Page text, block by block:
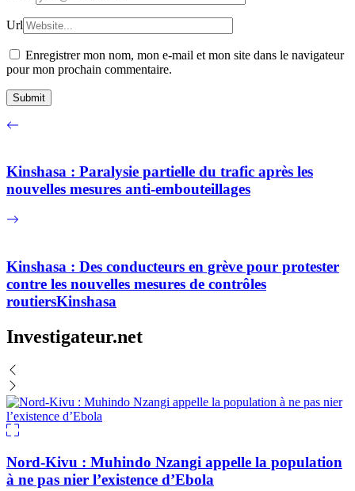
Url
Enregistrer mon nom, mon e-mail et mon site dans le navigateur
pour mon prochain commentaire.
Kinshasa : Paralysie partielle du trafic après les
nouvelles mesures anti-embouteillages
Kinshasa : Des conducteurs en grève pour protester
contre les nouvelles mesures de contrôles
routiersKinshasa
Investigateur.net
Nord-Kivu : Muhindo Nzangi appelle la population
à ne pas nier l’existence d’Ebola